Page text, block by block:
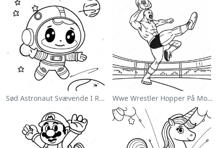
Sød Astronaut Svævende I Rummet Farvelægningsside Wwe Wrestler Hopper På Modstander Farvelægningsside